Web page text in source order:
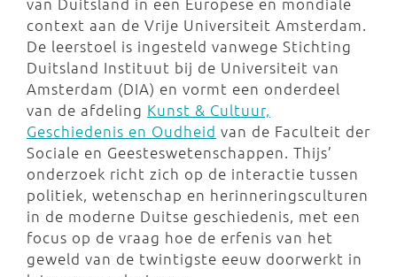
van Duitsland in een Europese en mondiale
context aan de Vrije Universiteit Amsterdam.
De leerstoel is ingesteld vanwege Stichting
Duitsland Instituut bij de Universiteit van
Amsterdam (DIA) en vormt een onderdeel
van de afdeling Kunst & Cultuur,
Geschiedenis en Oudheid van de Faculteit der
Sociale en Geesteswetenschappen. Thijs’
onderzoek richt zich op de interactie tussen
politiek, wetenschap en herinneringsculturen
in de moderne Duitse geschiedenis, met een
focus op de vraag hoe de erfenis van het
geweld van de twintigste eeuw doorwerkt in